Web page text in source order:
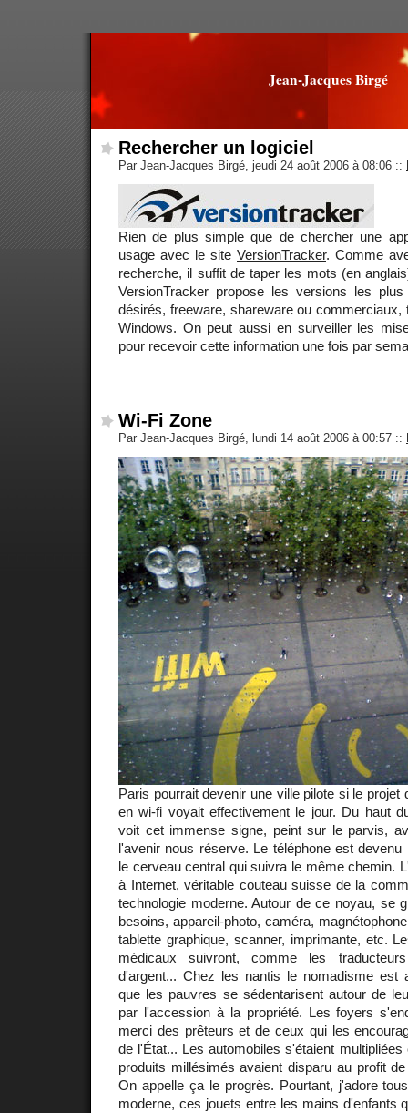
Jean-Jacques Birgé
Rechercher un logiciel
Par Jean-Jacques Birgé, jeudi 24 août 2006 à 08:06 ::
Rien de plus simple que de chercher une
usage avec le site VersionTracker. Comme
recherche, il suffit de taper les mots (en
VersionTracker propose les versions les
désirés, freeware, shareware ou commerciaux,
Windows. On peut aussi en surveiller les
pour recevoir cette information une fois par
Wi-Fi Zone
Par Jean-Jacques Birgé, lundi 14 août 2006 à 00:57 ::
Paris pourrait devenir une ville pilote si le projet
en wi-fi voyait effectivement le jour. Du haut
voit cet immense signe, peint sur le parvis,
l'avenir nous réserve. Le téléphone est
le cerveau central qui suivra le même chemin.
à Internet, véritable couteau suisse de la
technologie moderne. Autour de ce noyau, se
besoins, appareil-photo, caméra,
tablette graphique, scanner, imprimante, etc.
médicaux suivront, comme les
d'argent... Chez les nantis le nomadisme est
que les pauvres se sédentarisent autour de
par l'accession à la propriété. Les foyers
merci des prêteurs et de ceux qui les
de l'État... Les automobiles s'étaient
produits millésimés avaient disparu au profit
On appelle ça le progrès. Pourtant, j'adore
moderne, ces jouets entre les mains d'enfants